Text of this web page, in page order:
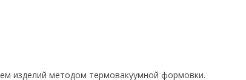
изделий методом термовакуумной формовки.